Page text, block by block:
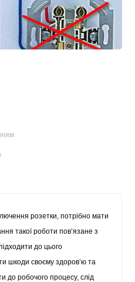
розетки, потрібно мати
такої роботи пов’язане з
до цього
шкоди своєму здоров’ю та
до робочого процесу, слід